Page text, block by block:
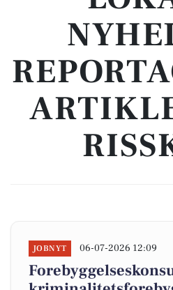
JOBNYT 06-07-2026 12:09